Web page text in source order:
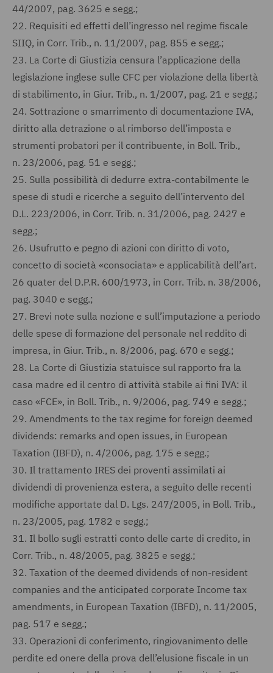
44/2007, pag. 3625 e segg.;
22. Requisiti ed effetti dell’ingresso nel regime fiscale
SIIQ, in Corr. Trib., n. 11/2007, pag. 855 e segg.;
23. La Corte di Giustizia censura l’applicazione della
legislazione inglese sulle CFC per violazione della libertà
di stabilimento, in Giur. Trib., n. 1/2007, pag. 21 e segg.;
24. Sottrazione o smarrimento di documentazione IVA,
diritto alla detrazione o al rimborso dell’imposta e
strumenti probatori per il contribuente, in Boll. Trib.,
n. 23/2006, pag. 51 e segg.;
25. Sulla possibilità di dedurre extra-contabilmente le
spese di studi e ricerche a seguito dell’intervento del
D.L. 223/2006, in Corr. Trib. n. 31/2006, pag. 2427 e
segg.;
26. Usufrutto e pegno di azioni con diritto di voto,
concetto di società «consociata» e applicabilità dell’art.
26 quater del D.P.R. 600/1973, in Corr. Trib. n. 38/2006,
pag. 3040 e segg.;
27. Brevi note sulla nozione e sull’imputazione a periodo
delle spese di formazione del personale nel reddito di
impresa, in Giur. Trib., n. 8/2006, pag. 670 e segg.;
28. La Corte di Giustizia statuisce sul rapporto fra la
casa madre ed il centro di attività stabile ai fini IVA: il
caso «FCE», in Boll. Trib., n. 9/2006, pag. 749 e segg.;
29. Amendments to the tax regime for foreign deemed
dividends: remarks and open issues, in European
Taxation (IBFD), n. 4/2006, pag. 175 e segg.;
30. Il trattamento IRES dei proventi assimilati ai
dividendi di provenienza estera, a seguito delle recenti
modifiche apportate dal D. Lgs. 247/2005, in Boll. Trib.,
n. 23/2005, pag. 1782 e segg.;
31. Il bollo sugli estratti conto delle carte di credito, in
Corr. Trib., n. 48/2005, pag. 3825 e segg.;
32. Taxation of the deemed dividends of non-resident
companies and the anticipated corporate Income tax
amendments, in European Taxation (IBFD), n. 11/2005,
pag. 517 e segg.;
33. Operazioni di conferimento, ringiovanimento delle
perdite ed onere della prova dell’elusione fiscale in un